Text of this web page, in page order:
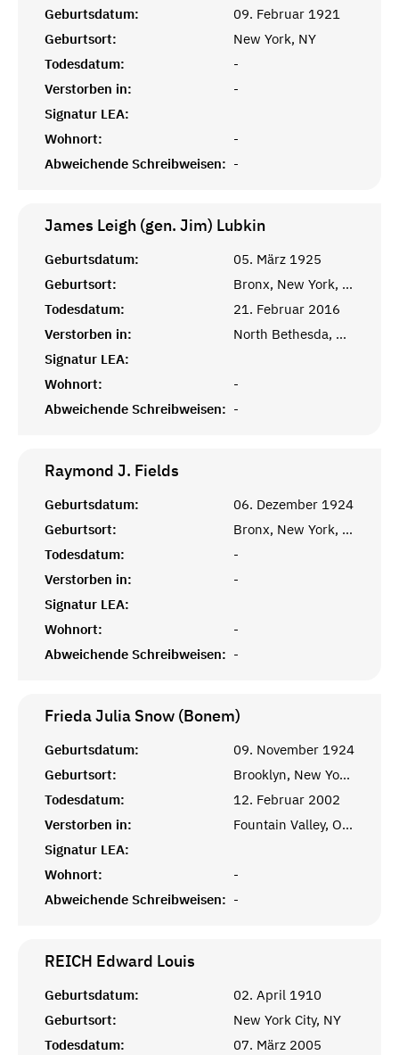
Geburtsdatum:
09. Februar 1921
Geburtsort:
New York, NY
Todesdatum:
-
Verstorben in:
-
Signatur LEA:
Wohnort:
-
Abweichende Schreibweisen: -
James Leigh (gen. Jim) Lubkin
Geburtsdatum:
05. März 1925
Geburtsort:
Bronx, New York, NY
Todesdatum:
21. Februar 2016
Verstorben in:
North Bethesda, MD
Signatur LEA:
Wohnort:
-
Abweichende Schreibweisen: -
Raymond J. Fields
Geburtsdatum:
06. Dezember 1924
Geburtsort:
Bronx, New York, NY
Todesdatum:
-
Verstorben in:
-
Signatur LEA:
Wohnort:
-
Abweichende Schreibweisen: -
Frieda Julia Snow (Bonem)
Geburtsdatum:
09. November 1924
Geburtsort:
Brooklyn, New York, NY
Todesdatum:
12. Februar 2002
Verstorben in:
Fountain Valley, Orange, CA
Signatur LEA:
Wohnort:
-
Abweichende Schreibweisen: -
REICH Edward Louis
Geburtsdatum:
02. April 1910
Geburtsort:
New York City, NY
Todesdatum:
07. März 2005